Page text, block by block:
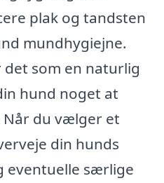
plak og tandsten
mundhygiejne.
som en naturlig
hund noget at
du vælger et
din hunds
eventuelle særlige